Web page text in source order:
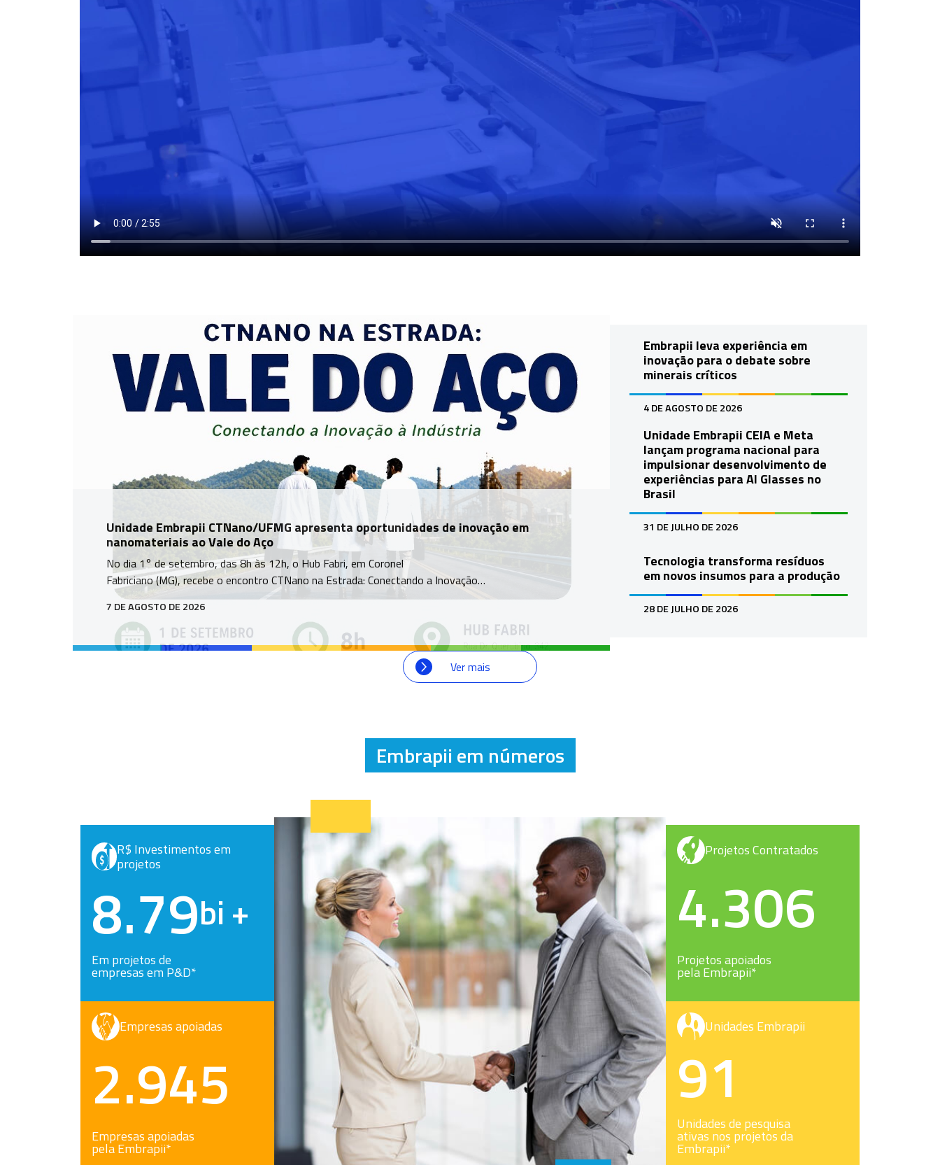
Unidade Embrapii CTNano/UFMG apresenta oportunidades de inovação em
nanomateriais ao Vale do Aço
No dia 1° de setembro, das 8h às 12h, o Hub Fabri, em Coronel
Fabriciano (MG), recebe o encontro CTNano na Estrada: Conectando a Inovação…
7 DE AGOSTO DE 2026
Embrapii leva experiência em
inovação para o debate sobre
minerais críticos
4 DE AGOSTO DE 2026
Unidade Embrapii CEIA e Meta
lançam programa nacional para
impulsionar desenvolvimento de
experiências para AI Glasses no
Brasil
31 DE JULHO DE 2026
Tecnologia transforma resíduos
em novos insumos para a produção
28 DE JULHO DE 2026
Ver mais
Embrapii em números
R$ Investimentos em
projetos
8.79bi +
Em projetos de
empresas em P&D*
Empresas apoiadas
2.945
Empresas apoiadas
pela Embrapii*
Projetos Contratados
4.306
Projetos apoiados
pela Embrapii*
Unidades Embrapii
91
Unidades de pesquisa
ativas nos projetos da
Embrapii*